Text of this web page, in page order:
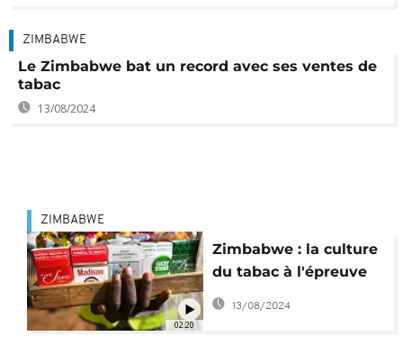
ZIMBABWE
Le Zimbabwe bat un record avec ses ventes de
tabac
13/08/2024
02:20
ZIMBABWE
Zimbabwe : la culture
du tabac à l'épreuve
de l'insécurité
alimentaire
13/08/2024